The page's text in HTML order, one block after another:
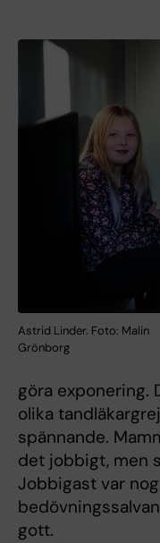
Astrid Linder. Foto: Malin
Grönborg
göra exponering.
olika
spännande.
det jobbigt, men
Jobbigast var
gott.